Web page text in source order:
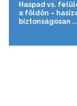
Haspad vs.
a földön –
biztonságosan ...